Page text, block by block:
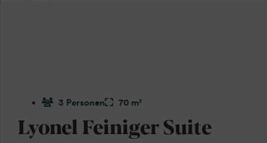
3 Personen 70 m²
Lyonel Feiniger Suite